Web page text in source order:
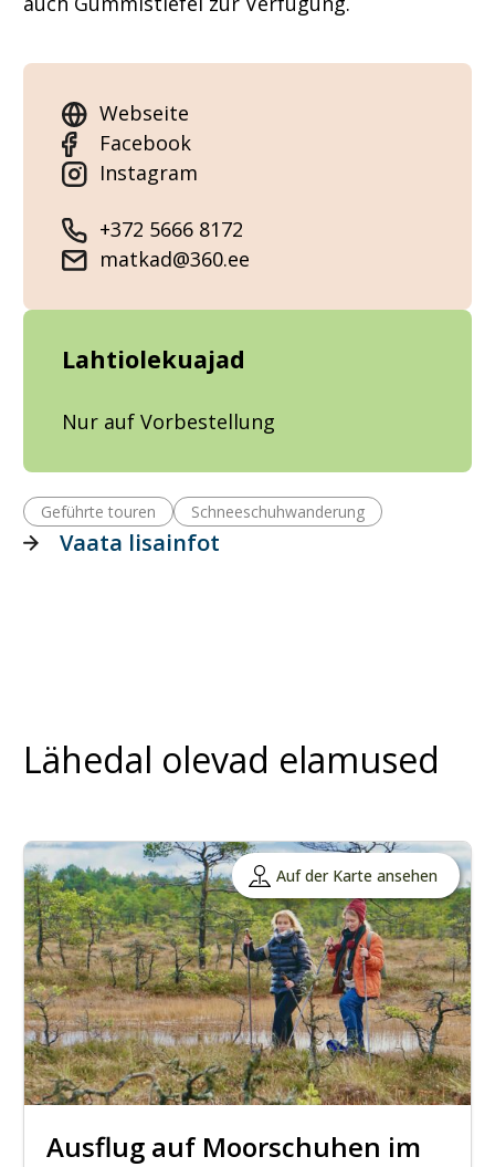
Webseite
Facebook
Instagram
+372 5666 8172
matkad@360.ee
Lahtiolekuajad
Nur auf Vorbestellung
Geführte touren Schneeschuhwanderung
Vaata lisainfot
Lähedal olevad elamused
Auf der Karte ansehen
Ausflug auf Moorschuhen im